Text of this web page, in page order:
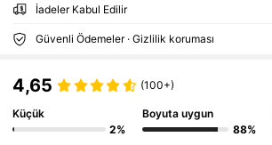
İadeler Kabul Edilir
Güvenli Ödemeler · Gizlilik koruması
4,65 (100+)
Küçük
2%
Boyuta uygun
88%